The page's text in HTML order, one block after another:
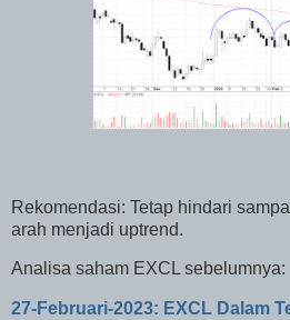
Rekomendasi: Tetap hindari
arah menjadi uptrend.
Analisa saham EXCL sebelumnya:
27-Februari-2023: EXCL Dalam